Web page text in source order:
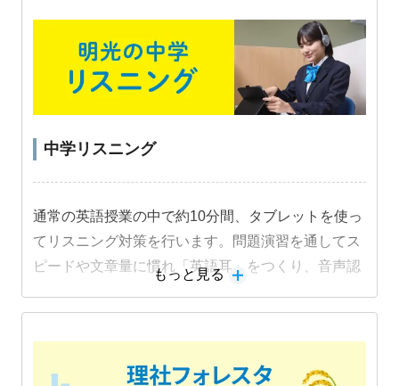
中学リスニング
通常の英語授業の中で約10分間、タブレットを使っ
てリスニング対策を行います。問題演習を通してス
ピードや文章量に慣れ「英語耳」をつくり、音声認
つけます。
もっと見る